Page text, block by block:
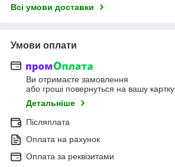
Всі умови доставки
Умови оплати
Ви отримаєте замовлення
або гроші повернуться на вашу картку
Детальніше
Післяплата
Оплата на рахунок
Оплата за реквізитами